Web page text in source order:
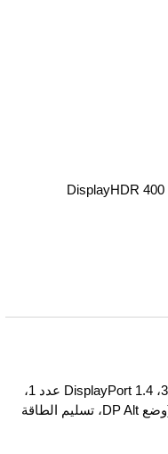
HDMI 2.1 عدد 3، DisplayPort 1.4 عدد 1،
USB-C عدد 1 (وضع DP Alt، تسليم الطاقة